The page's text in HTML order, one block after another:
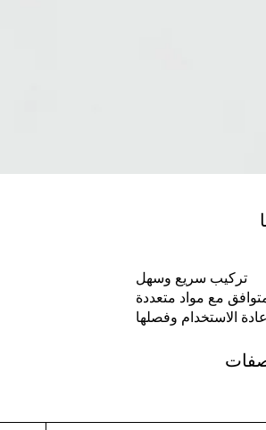
تركيب سريع وسهل
مع مواد متعددة
الاستخدام وفصلها